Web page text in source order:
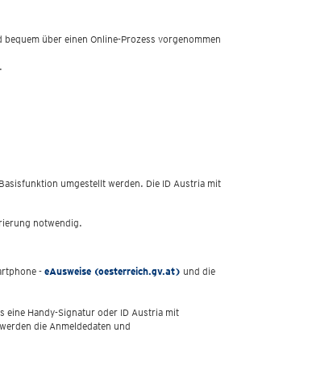
über einen Online-Prozess vorgenommen
umgestellt werden. Die ID Austria mit
notwendig.
- eAusweise (oesterreich.gv.at) und die
Handy-Signatur oder ID Austria mit
die Anmeldedaten und